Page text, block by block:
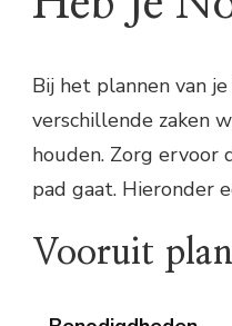
Bij het plannen van
verschillende zaken
houden. Zorg ervoor
pad gaat. Hieronder
Vooruit